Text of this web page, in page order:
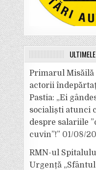
Primarul Misăilă
actorii
Pastia: „Ei
socialiști atunci
despre salariile
cuvin”!” 01/08/
RMN-ul
Urgență